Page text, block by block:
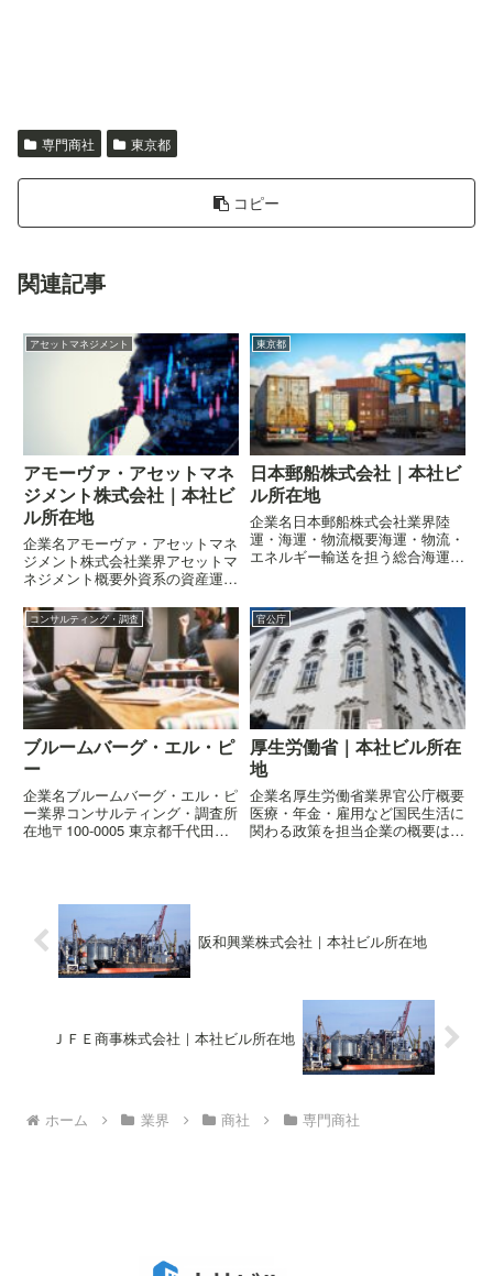
専門商社 東京都
コピー
関連記事
アセットマネジメント
アモーヴァ・アセットマネ
ジメント株式会社｜本社ビ
ル所在地
企業名アモーヴァ・アセットマネ
ジメント株式会社業界アセットマ
ネジメント概要外資系の資産運用
の概要はこちら所在地〒107-
0052 東京都港区赤坂九丁目7-1
ミッドタウン・タワー
東京都
日本郵船株式会社｜本社ビ
ル所在地
企業名日本郵船株式会社業界陸
運・海運・物流概要海運・物流・
エネルギー輸送を担う総合海運会
二丁目3-2 郵船ビルディング
コンサルティング・調査
ブルームバーグ・エル・ピ
ー
企業名ブルームバーグ・エル・ピ
ー業界コンサルティング・調査所
在地〒100-0005 東京都千代田区
官公庁
厚生労働省｜本社ビル所在
地
企業名厚生労働省業界官公庁概要
医療・年金・雇用など国民生活に
関わる政策を担当企業の概要はこ
阪和興業株式会社｜本社ビル所在地
ＪＦＥ商事株式会社｜本社ビル所在地
ホーム 業界 商社 専門商社